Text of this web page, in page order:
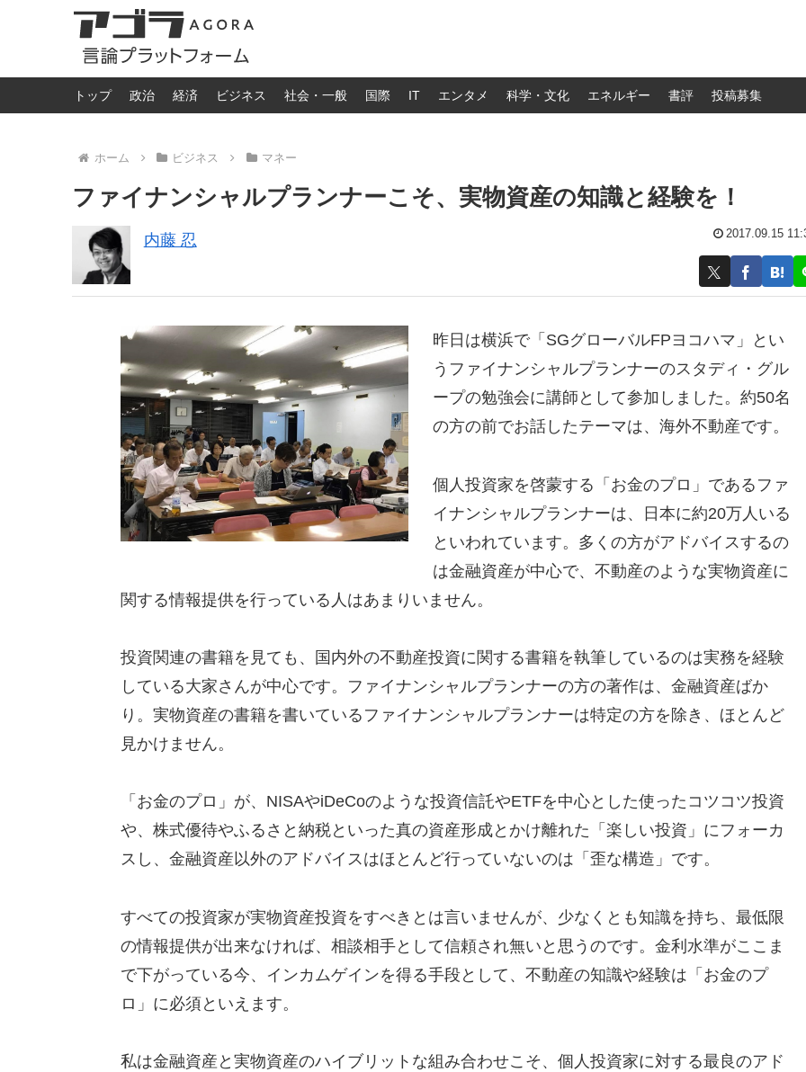
トップ 政治 経済 ビジネス 社会・一般 国際 IT エンタメ 科学・文化 エネルギー 書評 投稿募集
ホーム ビジネス マネー
ファイナンシャルプランナーこそ、実物資産の知識と経験を！
内藤 忍 2017.09.15
昨日は横浜で「SGグローバルFPヨコハマ」とい
うファイナンシャルプランナーのスタディ・グル
ープの勉強会に講師として参加しました。約50名
の方の前でお話したテーマは、海外不動産です。
個人投資家を啓蒙する「お金のプロ」であるファ
イナンシャルプランナーは、日本に約20万人いる
といわれています。多くの方がアドバイスするの
は金融資産が中心で、不動産のような実物資産に
関する情報提供を行っている人はあまりいません。
投資関連の書籍を見ても、国内外の不動産投資に関する書籍を執筆しているのは実務を経験
している大家さんが中心です。ファイナンシャルプランナーの方の著作は、金融資産ばか
り。実物資産の書籍を書いているファイナンシャルプランナーは特定の方を除き、ほとんど
見かけません。
「お金のプロ」が、NISAやiDeCoのような投資信託やETFを中心とした使ったコツコツ投資
や、株式優待やふるさと納税といった真の資産形成とかけ離れた「楽しい投資」にフォーカ
スし、金融資産以外のアドバイスはほとんど行っていないのは「歪な構造」です。
すべての投資家が実物資産投資をすべきとは言いませんが、少なくとも知識を持ち、最低限
の情報提供が出来なければ、相談相手として信頼され無いと思うのです。金利水準がここま
で下がっている今、インカムゲインを得る手段として、不動産の知識や経験は「お金のプ
ロ」に必須といえます。
私は金融資産と実物資産のハイブリットな組み合わせこそ、個人投資家に対する最良のアド